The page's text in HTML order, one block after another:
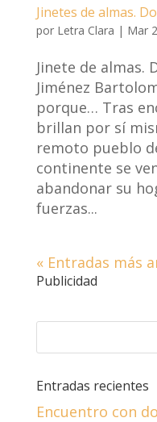
Jinetes de almas.
por Letra Clara | Mar
Jinete de almas.
Jiménez
porque… Tras
brillan por sí
remoto pueblo
continente se
abandonar su
fuerzas...
« Entradas más
Publicidad
Entradas recientes
Encuentro con